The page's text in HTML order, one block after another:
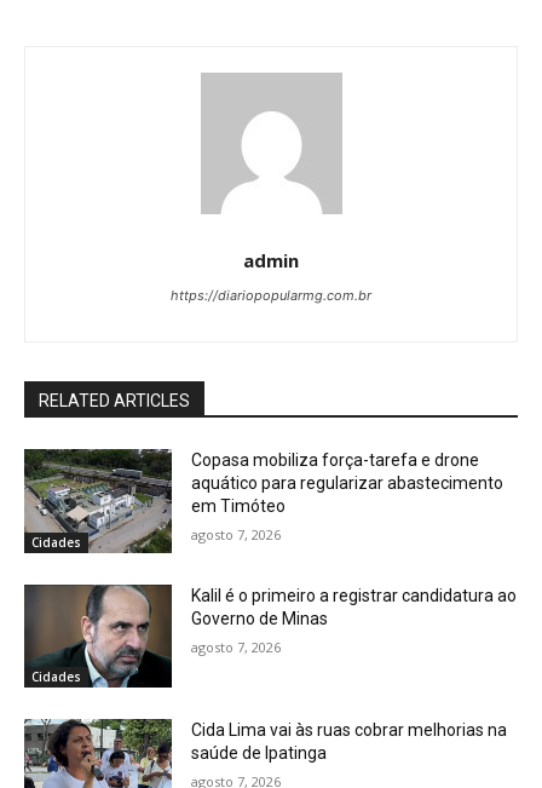
admin
https://diariopopularmg.com.br
RELATED ARTICLES
Cidades
Copasa mobiliza força-tarefa e drone
aquático para regularizar abastecimento
em Timóteo
agosto 7, 2026
Cidades
Kalil é o primeiro a registrar candidatura ao
Governo de Minas
agosto 7, 2026
Cida Lima vai às ruas cobrar melhorias na
saúde de Ipatinga
agosto 7, 2026